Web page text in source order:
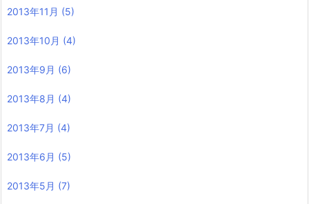
2013年11月 (5)
2013年10月 (4)
2013年9月 (6)
2013年8月 (4)
2013年7月 (4)
2013年6月 (5)
2013年5月 (7)